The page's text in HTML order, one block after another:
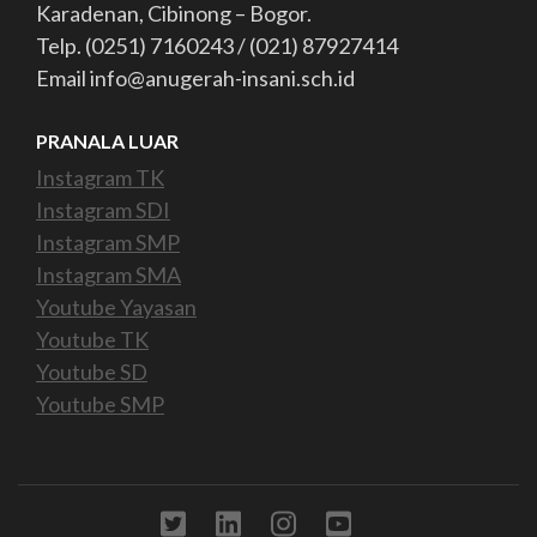
Karadenan, Cibinong – Bogor.
Telp. (0251) 7160243 / (021) 87927414
Email info@anugerah-insani.sch.id
PRANALA LUAR
Instagram TK
Instagram SDI
Instagram SMP
Instagram SMA
Youtube Yayasan
Youtube TK
Youtube SD
Youtube SMP